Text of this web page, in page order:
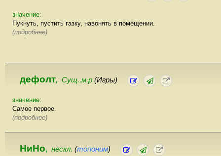
значение:
Пукнуть, пустить газку, навонять в помещении.
(подробнее)
дефолт, Сущ.,м.р (Игры)
значение:
Самое первое.
(подробнее)
НиНо, нескл. (топоним)